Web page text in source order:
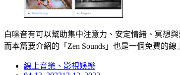
白噪音有可以幫助集中注意力、安定情緒、冥想
而本篇要介紹的「Zen Sounds」也是一個免費的
線上音樂、影視娛樂